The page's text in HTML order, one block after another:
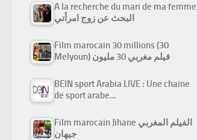
A la recherche du mari de ma femme
البحث عن زوج امرأتي
Film marocain 30 millions (30
Melyoun) فيلم مغربي 30 مليون
BEIN sport Arabia LIVE : Une chaine
de sport arabe…
Film marocain Jihane الفيلم المغربي
جيهان